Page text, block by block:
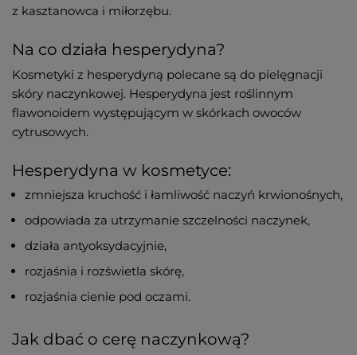
z kasztanowca i miłorzębu.
Na co działa hesperydyna?
Kosmetyki z hesperydyną polecane są do pielęgnacji
skóry naczynkowej. Hesperydyna jest roślinnym
flawonoidem występującym w skórkach owoców
cytrusowych.
Hesperydyna w kosmetyce:
zmniejsza kruchość i łamliwość naczyń krwionośnych,
odpowiada za utrzymanie szczelności naczynek,
działa antyoksydacyjnie,
rozjaśnia i rozświetla skórę,
rozjaśnia cienie pod oczami.
Jak dbać o cerę naczynkową?